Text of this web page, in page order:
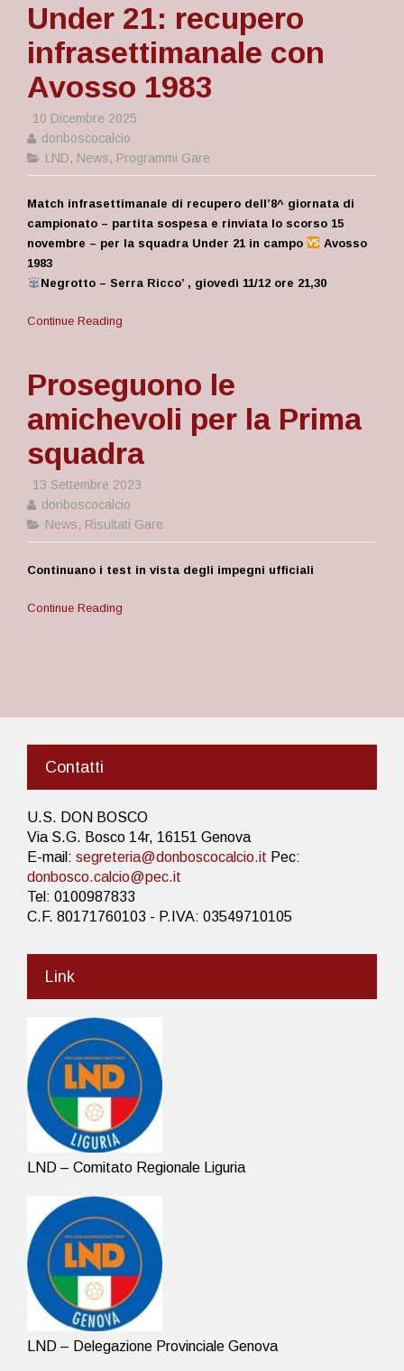
Under 21: recupero
infrasettimanale con
Avosso 1983
10 Dicembre 2025
donboscocalcio
LND, News, Programmi Gare
Match infrasettimanale di recupero dell’8^ giornata di
campionato – partita sospesa e rinviata lo scorso 15
novembre – per la squadra Under 21 in campo
Avosso
1983
Negrotto – Serra Ricco’ , giovedì 11/12 ore 21,30
Continue Reading
Proseguono le
amichevoli per la Prima
squadra
13 Settembre 2023
donboscocalcio
News, Risultati Gare
Continuano i test in vista degli impegni ufficiali
Continue Reading
Contatti
U.S. DON BOSCO
Via S.G. Bosco 14r, 16151 Genova
E-mail: segreteria@donboscocalcio.it Pec:
donbosco.calcio@pec.it
Tel: 0100987833
C.F. 80171760103 - P.IVA: 03549710105
Link
LND – Comitato Regionale Liguria
LND – Delegazione Provinciale Genova